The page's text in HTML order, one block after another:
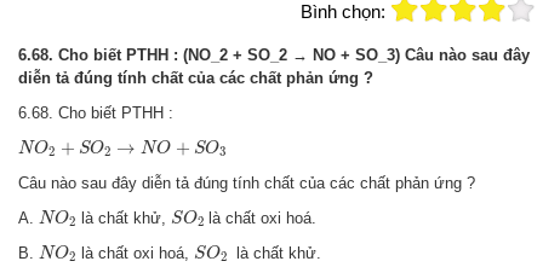
Bình chọn:
6.68. Cho biết PTHH : (NO_2 + SO_2 → NO + SO_3) Câu nào sau đây
diễn tả đúng tính chất của các chất phản ứng ?
6.68. Cho biết PTHH :
NO2 + SO2 → NO + SO3
NO2 S O2→ N O+S O
Câu nào sau đây diễn tả đúng tính chất của các chất phản ứng ?
A. NO2
NO2 là chất khử, SO2
SO
là chất oxi hoá.
B. NO2
NO2 là chất oxi hoá, SO2
SO
là chất khử.